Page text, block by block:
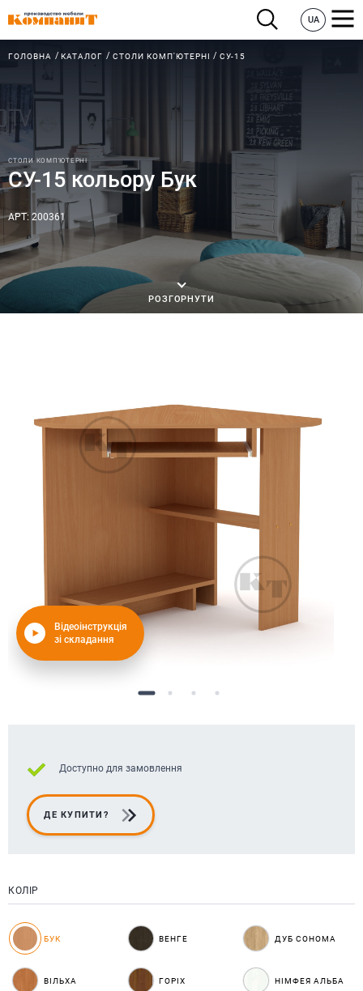
UA
ГОЛОВНА КАТАЛОГ СТОЛИ КОМП'ЮТЕРНІ СУ-15
СТОЛИ КОМП'ЮТЕРНІ
СУ-15 кольору Бук
АРТ: 200361
РОЗГОРНУТИ
Відеоінструкція
зі складання
Доступно для замовлення
ДЕ КУПИТИ?
КОЛІР
БУК ВЕНГЕ ДУБ СОНОМА
ВІЛЬХА ГОРІХ НІМФЕЯ АЛЬБА